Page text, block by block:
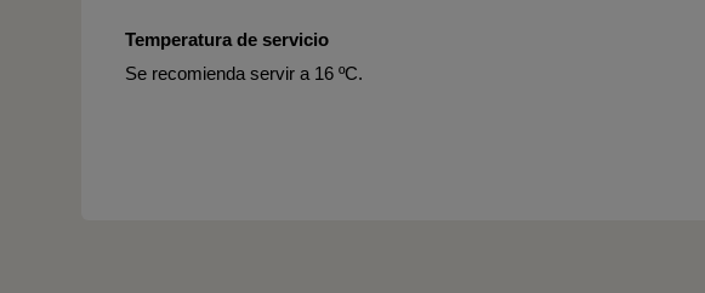
Temperatura de servicio
Se recomienda servir a 16 ºC.